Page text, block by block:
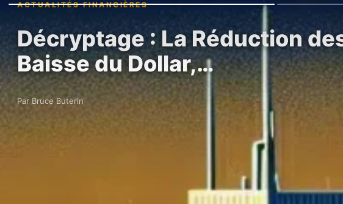
ACTUALITÉS FINANCIÈRES
Décryptage : La Réduction
Baisse du Dollar,…
Par Bruce Buterin